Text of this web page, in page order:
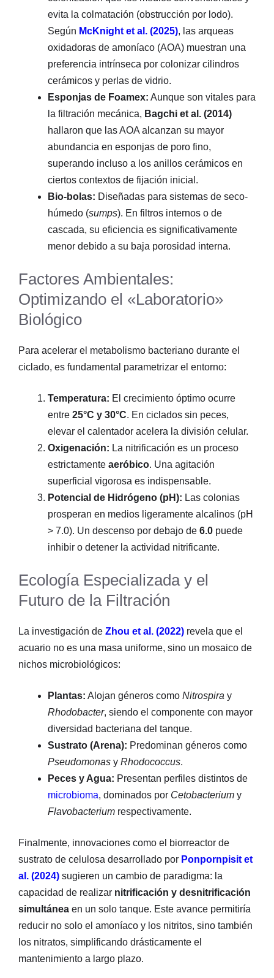
evita la colmatación (obstrucción por lodo).
Según McKnight et al. (2025), las arqueas
oxidadoras de amoníaco (AOA) muestran una
preferencia intrínseca por colonizar cilindros
cerámicos y perlas de vidrio.
Esponjas de Foamex: Aunque son vitales para
la filtración mecánica, Bagchi et al. (2014)
hallaron que las AOA alcanzan su mayor
abundancia en esponjas de poro fino,
superando incluso a los anillos cerámicos en
ciertos contextos de fijación inicial.
Bio-bolas: Diseñadas para sistemas de seco-
húmedo (sumps). En filtros internos o de
cascada, su eficiencia es significativamente
menor debido a su baja porosidad interna.
Factores Ambientales:
Optimizando el «Laboratorio»
Biológico
Para acelerar el metabolismo bacteriano durante el
ciclado, es fundamental parametrizar el entorno:
Temperatura: El crecimiento óptimo ocurre
entre 25°C y 30°C. En ciclados sin peces,
elevar el calentador acelera la división celular.
Oxigenación: La nitrificación es un proceso
estrictamente aeróbico. Una agitación
superficial vigorosa es indispensable.
Potencial de Hidrógeno (pH): Las colonias
prosperan en medios ligeramente alcalinos (pH
> 7.0). Un descenso por debajo de 6.0 puede
inhibir o detener la actividad nitrificante.
Ecología Especializada y el
Futuro de la Filtración
La investigación de Zhou et al. (2022) revela que el
acuario no es una masa uniforme, sino un mosaico de
nichos microbiológicos:
Plantas: Alojan géneros como Nitrospira y
Rhodobacter, siendo el componente con mayor
diversidad bacteriana del tanque.
Sustrato (Arena): Predominan géneros como
Pseudomonas y Rhodococcus.
Peces y Agua: Presentan perfiles distintos de
microbioma, dominados por Cetobacterium y
Flavobacterium respectivamente.
Finalmente, innovaciones como el biorreactor de
sustrato de celulosa desarrollado por Ponpornpisit et
al. (2024) sugieren un cambio de paradigma: la
capacidad de realizar nitrificación y desnitrificación
simultánea en un solo tanque. Este avance permitiría
reducir no solo el amoníaco y los nitritos, sino también
los nitratos, simplificando drásticamente el
mantenimiento a largo plazo.